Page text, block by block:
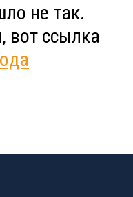
не так.
вот ссылка